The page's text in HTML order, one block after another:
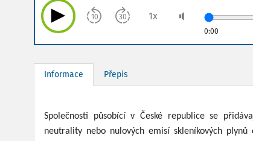
0:00
10 30 1x
Informace Přepis
Společnosti působící v České republice se
neutrality nebo nulových emisí skleníkových